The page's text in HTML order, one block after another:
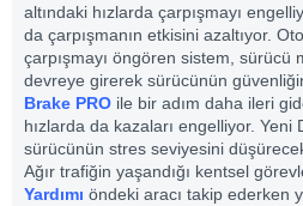
altındaki hızlarda çarpışmayı
da çarpışmanın etkisini azaltıyor.
çarpışmayı öngören sistem, sürücü
devreye girerek sürücünün
Brake PRO ile bir adım daha ileri
hızlarda da kazaları engelliyor. Yeni
sürücünün stres seviyesini
Ağır trafiğin yaşandığı kentsel
Yardımı öndeki aracı takip ederken